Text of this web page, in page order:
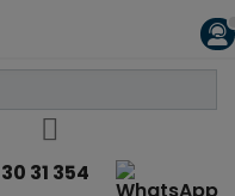
31 354